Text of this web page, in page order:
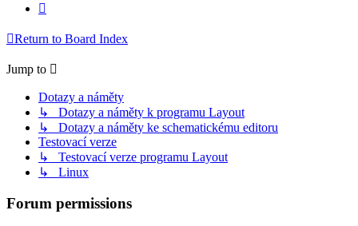
Return to Board Index
Jump to
Dotazy a náměty
↳ Dotazy a náměty k programu Layout
↳ Dotazy a náměty ke schematickému editoru
Testovací verze
↳ Testovací verze programu Layout
↳ Linux
Forum permissions